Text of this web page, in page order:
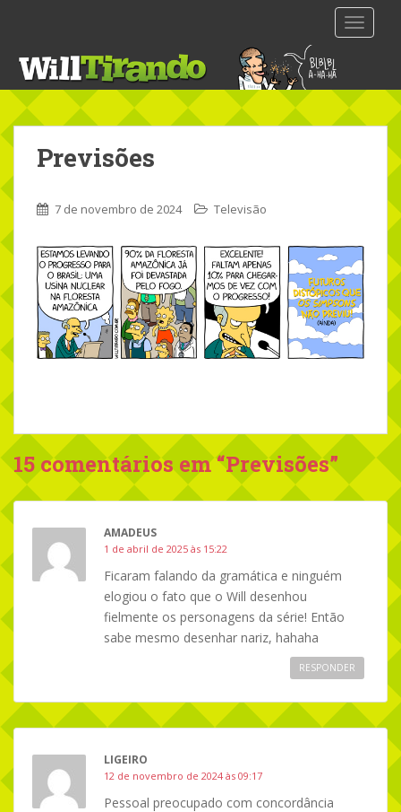
t
m
n
o
e
Previsões
7 de novembro de 2024 Televisão
15 comentários em “Previsões”
AMADEUS
1 de abril de 2025 às 15:22
Ficaram falando da gramática e ninguém
elogiou o fato que o Will desenhou
fielmente os personagens da série! Então
sabe mesmo desenhar nariz, hahaha
RESPONDER
LIGEIRO
12 de novembro de 2024 às 09:17
Pessoal preocupado com concordância